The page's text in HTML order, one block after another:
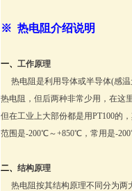
※ 热电阻介绍说明
一、 工作原理
热电阻是利用导体或半导体(感温
热电阻，但后两种非常少用，在这
但在工业上大部份都是用PT100的
范围是-200℃～+850℃，常用是-
二、 结构原理
热电阻按其结构原理不同分为两